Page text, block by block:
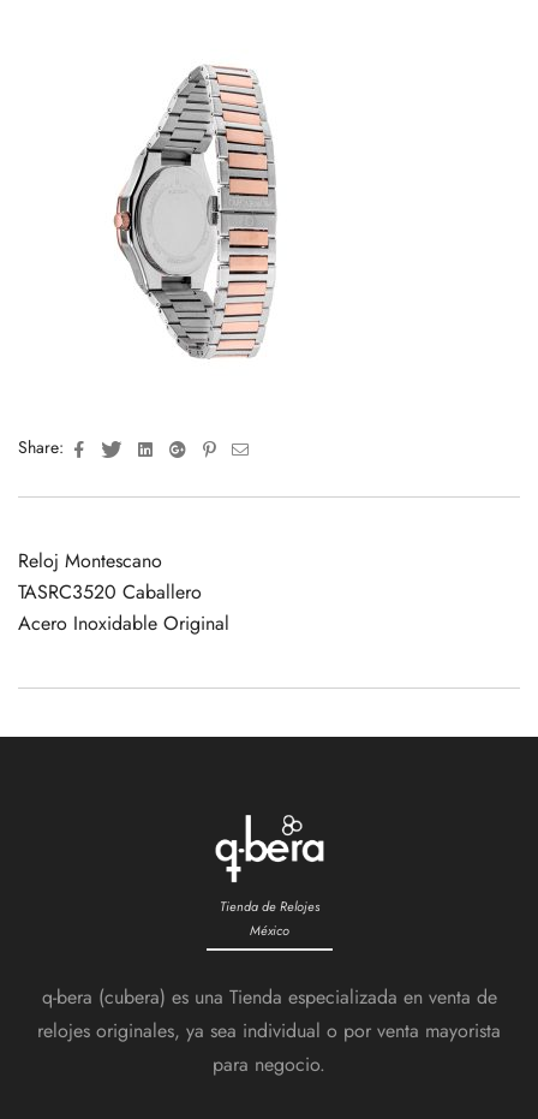
Share: FacebookTwitterLinkedinGoogle+Pinterest
Email
Reloj Montescano
TASRC3520 Caballero
Acero Inoxidable Original
Tienda de Relojes
México
q-bera (cubera) es una Tienda especializada en venta de
relojes originales, ya sea individual o por venta mayorista
para negocio.